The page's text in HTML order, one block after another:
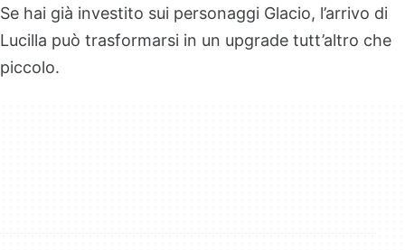
Se hai già investito sui personaggi Glacio, l’arrivo di
Lucilla può trasformarsi in un upgrade tutt’altro che
piccolo.